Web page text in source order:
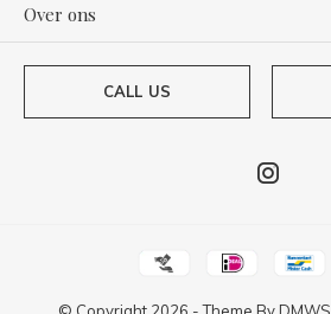
Over ons
CALL US